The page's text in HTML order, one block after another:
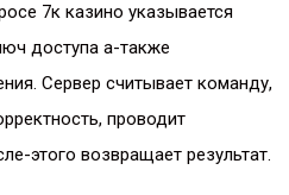
7к казино указывается
доступа а-также
Сервер считывает команду,
проводит
этого возвращает результат.